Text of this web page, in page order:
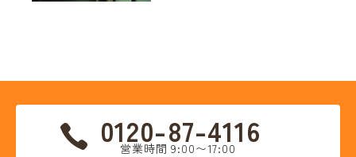
0120-87-4116
営業時間 9:00〜17:00